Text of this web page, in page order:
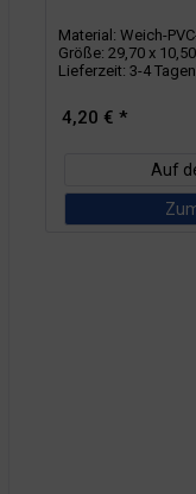
Material: Weich-
Größe: 29,70 x
Lieferzeit: 3-4 Tagen
4,20 € *
Auf